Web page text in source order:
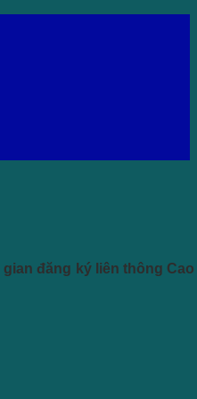
đăng ký liên thông Cao